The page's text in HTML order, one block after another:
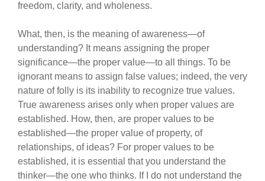
freedom, clarity, and wholeness.
What, then, is the meaning of awareness—of
understanding? It means assigning the proper
significance—the proper value—to all things. To be
ignorant means to assign false values; indeed, the very
nature of folly is its inability to recognize true values.
True awareness arises only when proper values ​​are
established. How, then, are proper values ​​to be
established—the proper value of property, of
relationships, of ideas? For proper values ​​to be
established, it is essential that you understand the
thinker—the one who thinks. If I do not understand the